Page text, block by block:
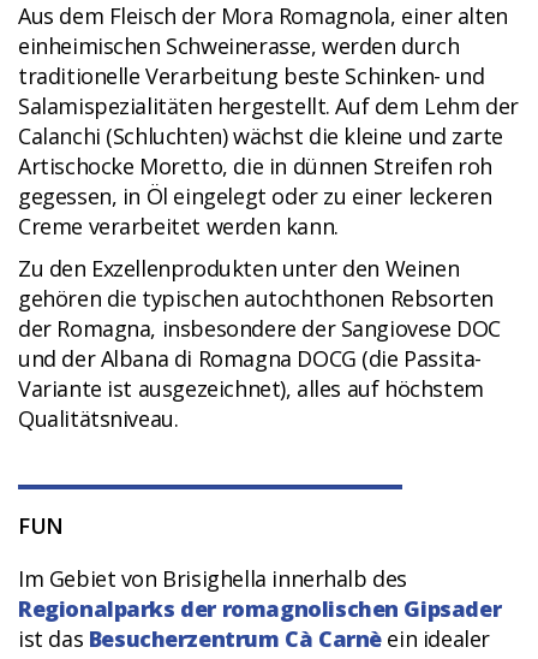
Aus dem Fleisch der Mora Romagnola, einer alten
einheimischen Schweinerasse, werden durch
traditionelle Verarbeitung beste Schinken- und
Salamispezialitäten hergestellt. Auf dem Lehm der
Calanchi (Schluchten) wächst die kleine und zarte
Artischocke Moretto, die in dünnen Streifen roh
gegessen, in Öl eingelegt oder zu einer leckeren
Creme verarbeitet werden kann.
Zu den Exzellenprodukten unter den Weinen
gehören die typischen autochthonen Rebsorten
der Romagna, insbesondere der Sangiovese DOC
und der Albana di Romagna DOCG (die Passita-
Variante ist ausgezeichnet), alles auf höchstem
Qualitätsniveau.
FUN
Im Gebiet von Brisighella innerhalb des
Regionalparks der romagnolischen Gipsader
ist das Besucherzentrum Cà Carnèein idealer